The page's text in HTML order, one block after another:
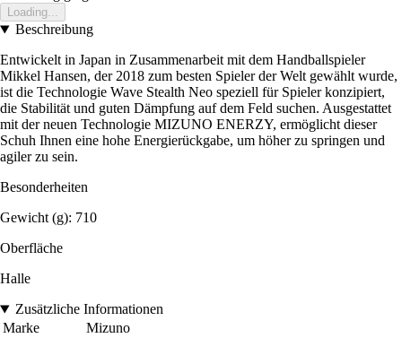
Loading...
Beschreibung
Entwickelt in Japan in Zusammenarbeit mit dem Handballspieler
Mikkel Hansen, der 2018 zum besten Spieler der Welt gewählt wurde,
ist die Technologie Wave Stealth Neo speziell für Spieler konzipiert,
die Stabilität und guten Dämpfung auf dem Feld suchen. Ausgestattet
mit der neuen Technologie MIZUNO ENERZY, ermöglicht dieser
Schuh Ihnen eine hohe Energierückgabe, um höher zu springen und
agiler zu sein.
Besonderheiten
Gewicht (g): 710
Oberfläche
Halle
Zusätzliche Informationen
Marke
Mizuno